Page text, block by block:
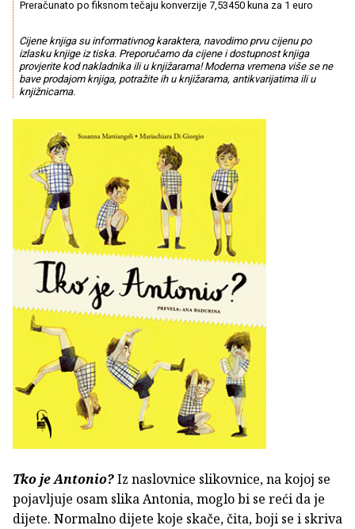
Preračunato po fiksnom tečaju konverzije 7,53450 kuna za 1 euro
Cijene knjiga su informativnog karaktera, navodimo prvu cijenu po
izlasku knjige iz tiska. Preporučamo da cijene i dostupnost knjiga
provjerite kod nakladnika ili u knjižarama! Moderna vremena više se ne
bave prodajom knjiga, potražite ih u knjižarama, antikvarijatima ili u
knjižnicama.
Tko je Antonio?Iz naslovnice slikovnice, na kojoj se
pojavljuje osam slika Antonia, moglo bi se reći da je
dijete. Normalno dijete koje skače, čita, boji se i skriva